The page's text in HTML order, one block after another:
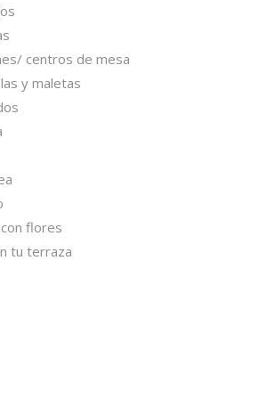
centros de mesa
y maletas
flores
tu terraza